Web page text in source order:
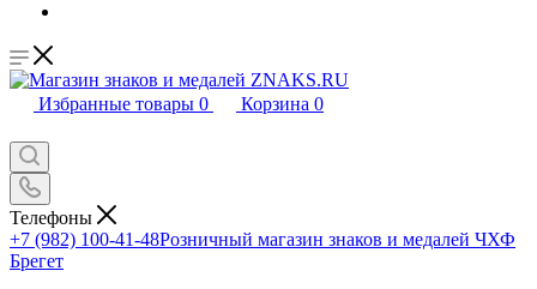
Избранные товары 0 Корзина 0
Телефоны
+7 (982) 100-41-48Розничный магазин знаков и медалей ЧХФ
Брегет